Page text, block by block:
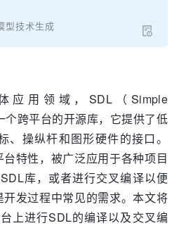
型技术生成
应用领域，SDL（Simple
跨平台的开源库，它提供了低
、操纵杆和图形硬件的接口。
特性，被广泛应用于各种项目
库，或者进行交叉编译以便
发过程中常见的需求。本文将
上进行SDL的编译以及交叉编